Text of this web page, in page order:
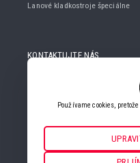
Lanové kladkostroje špeciálne
KONTAKTUJTE NÁS
Používame cookies,
Nevyhnutné
VŽDY AKTÍVNE